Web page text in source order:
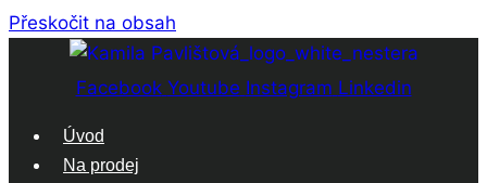
Přeskočit na obsah
Facebook Youtube Instagram Linkedin
Úvod
Na prodej